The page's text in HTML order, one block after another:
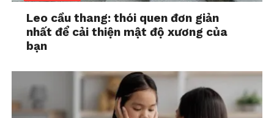
Leo cầu thang: thói quen đơn giản
nhất để cải thiện mật độ xương của
bạn